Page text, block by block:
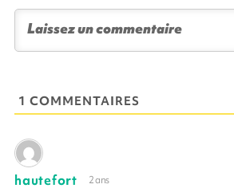
1 COMMENTAIRES
hautefort 2 ans